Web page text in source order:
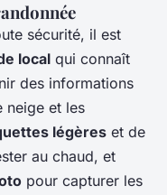
sécurité, il est
local qui connaît
des informations
neige et les
légères et de
au chaud, et
pour capturer les